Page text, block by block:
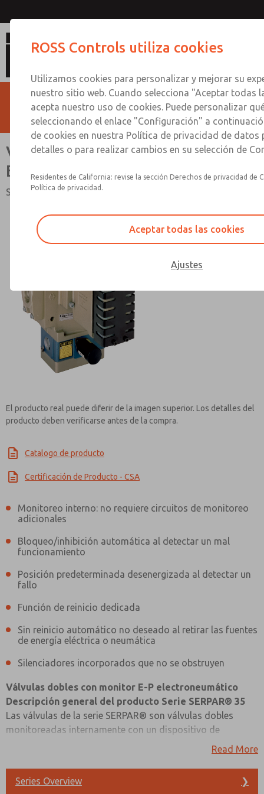
Válvulas Dobles con Monitor E-P
Electro-Neumático
Serie SERPAR® 35
El producto real puede diferir de la imagen superior. Los detalles del
producto deben verificarse antes de la compra.
Catalogo de producto
Certificación de Producto - CSA
Monitoreo interno: no requiere circuitos de monitoreo
adicionales
Bloqueo/inhibición automática al detectar un mal
funcionamiento
Posición predeterminada desenergizada al detectar un
fallo
Función de reinicio dedicada
Sin reinicio automático no deseado al retirar las fuentes
de energía eléctrica o neumática
Silenciadores incorporados que no se obstruyen
Válvulas dobles con monitor E-P electroneumático
Descripción general del producto Serie SERPAR® 35
Las válvulas de la serie SERPAR® son válvulas dobles
monitoreadas internamente con un dispositivo de
monitoreo incorporado que verifica para el correcto
interno detecta una falla en la válvula en un ciclo
particular, la válvula doble fallará y alcanzará una
Read More
Series Overview ❯
Válvulas Dobles con Monitor E-P
Contact ROSS Controls for
Correo Electrónico
ROSS Controls utiliza cookies
Utilizamos cookies para personalizar y mejorar su
nuestro sitio web. Cuando selecciona "Aceptar todas
acepta nuestro uso de cookies. Puede personalizar
seleccionando el enlace "Configuración" a
de cookies en nuestra Política de privacidad de datos
detalles o para realizar cambios en su selección de
Residentes de California: revise la sección Derechos de privacidad de
Política de privacidad.
Aceptar todas las cookies
Ajustes